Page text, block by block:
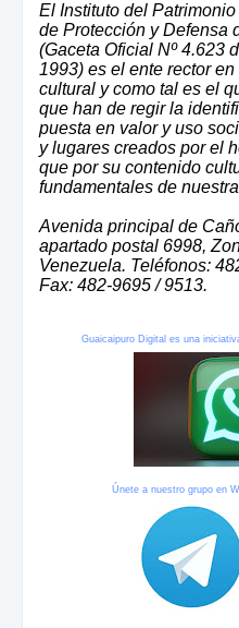
El Instituto del
de Protección y Defensa
(Gaceta Oficial Nº 4.623
1993) es el ente rector
cultural y como tal es el
que han de regir la
puesta en valor y uso
y lugares creados por el
que por su contenido
fundamentales de
Avenida principal de
apartado postal 6998,
Venezuela. Teléfonos:
Fax: 482-9695 / 9513.
Guaicaipuro Digital es una
Únete a nuestro grupo en